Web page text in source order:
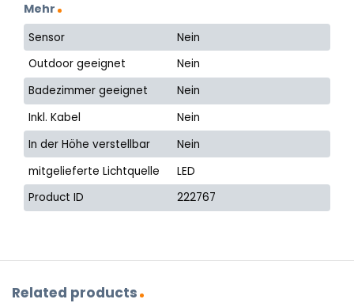
Mehr
Sensor
Nein
Outdoor geeignet
Nein
Badezimmer geeignet
Nein
Inkl. Kabel
Nein
In der Höhe verstellbar
Nein
mitgelieferte Lichtquelle
LED
Product ID
222767
Related products